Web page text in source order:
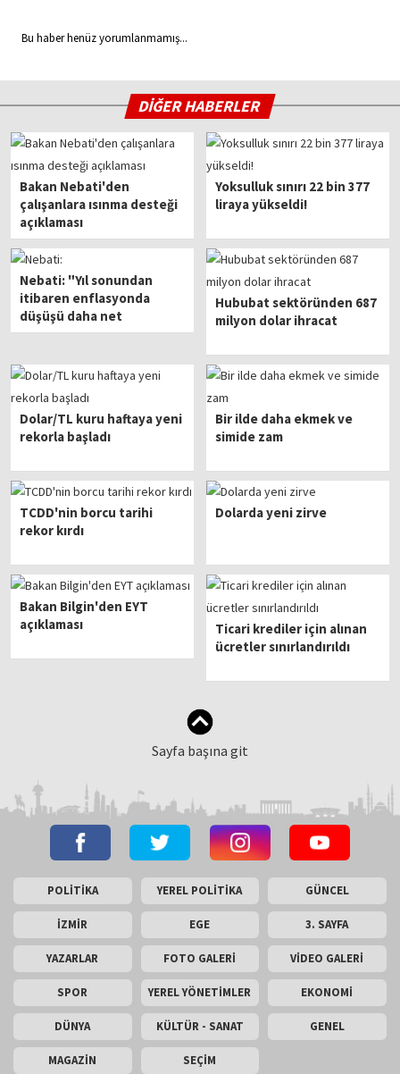
Bu haber henüz yorumlanmamış...
DİĞER HABERLER
Bakan Nebati'den
çalışanlara ısınma desteği
açıklaması
Yoksulluk sınırı 22 bin 377
liraya yükseldi!
Nebati: "Yıl sonundan
itibaren enflasyonda
düşüşü daha net
hissedeceğiz"
Hububat sektöründen 687
milyon dolar ihracat
Dolar/TL kuru haftaya yeni
rekorla başladı
Bir ilde daha ekmek ve
simide zam
TCDD'nin borcu tarihi
rekor kırdı
Dolarda yeni zirve
Bakan Bilgin'den EYT
açıklaması
Ticari krediler için alınan
ücretler sınırlandırıldı
Sayfa başına git
POLİTİKA YEREL POLİTİKA GÜNCEL
İZMİR EGE 3. SAYFA
YAZARLAR FOTO GALERİ VİDEO GALERİ
SPOR YEREL YÖNETİMLER EKONOMİ
DÜNYA KÜLTÜR - SANAT GENEL
MAGAZİN SEÇİM